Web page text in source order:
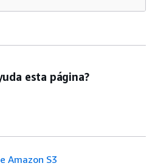
esta página?
Amazon S3